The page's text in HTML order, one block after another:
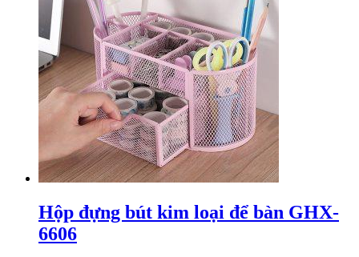
Hộp đựng bút kim loại để bàn GHX-
6606